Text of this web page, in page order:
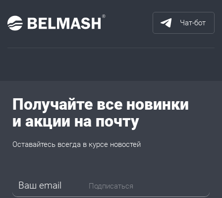
Чат-бот
Получайте все новинки
и акции на почту
Оставайтесь всегда в курсе новостей
Подписаться